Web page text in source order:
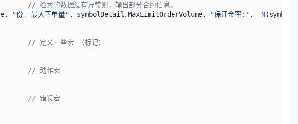
// 检索的数据没有异常则，输出部分合约信息。
, "份, 最大下单量" , symbolDetail.MaxLimitOrderVolume, "保证金率:" , _N
// 定义一些宏 （标记）
// 动作宏
// 错误宏